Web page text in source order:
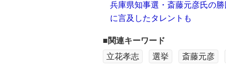
兵庫県知事選・斎藤元彦氏の
に言及したタレントも
■関連キーワード
立花孝志
選挙 斎藤元彦